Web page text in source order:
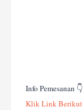
Info Pemesanan 👇
Klik Link Berikut